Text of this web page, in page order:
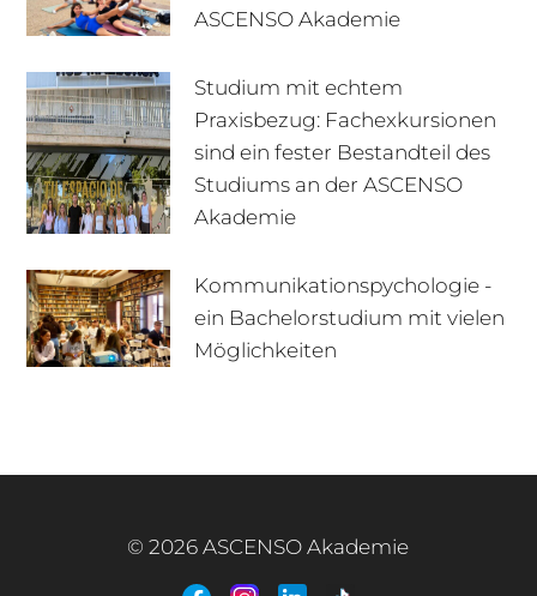
+49 170 222 77 66 Infotage
ASCENSO Akademie
Studium mit echtem
Praxisbezug: Fachexkursionen
sind ein fester Bestandteil des
Studiums an der ASCENSO
Akademie
Kommunikationspychologie -
ein Bachelorstudium mit vielen
Möglichkeiten
© 2026 ASCENSO Akademie